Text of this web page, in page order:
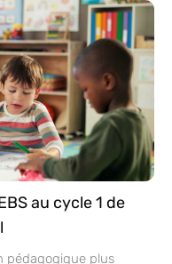
au cycle 1 de
pédagogique plus